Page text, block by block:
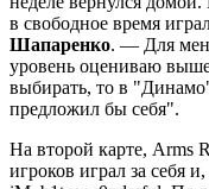
в свободное время
Шапаренко. — Для
уровень оцениваю
выбирать, то в
предложил бы себя".
На второй карте, Arms
игроков играл за себя